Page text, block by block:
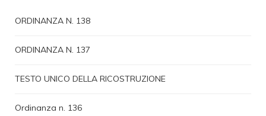
ORDINANZA N. 138
ORDINANZA N. 137
TESTO UNICO DELLA RICOSTRUZIONE
Ordinanza n. 136